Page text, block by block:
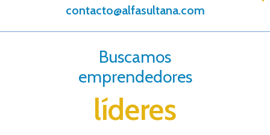
contacto@alfasultana.com
Buscamos
emprendedores
líderes